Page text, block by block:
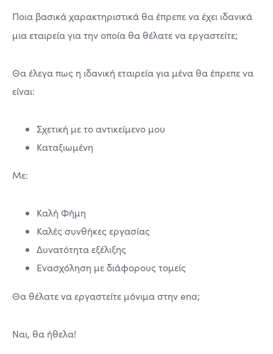
Ποια βασικά χαρακτηριστικά θα έπρεπε να έχει ιδανικά
μια εταιρεία για την οποία θα θέλατε να εργαστείτε;
Θα έλεγα πως η ιδανική εταιρεία για μένα θα έπρεπε να
είναι:
Σχετική με το αντικείμενο μου
Καταξιωμένη
Με:
Καλή Φήμη
Καλές συνθήκες εργασίας
Δυνατότητα εξέλιξης
Ενασχόληση με διάφορους τομείς
Θα θέλατε να εργαστείτε μόνιμα στην ena;
Ναι, θα ήθελα!